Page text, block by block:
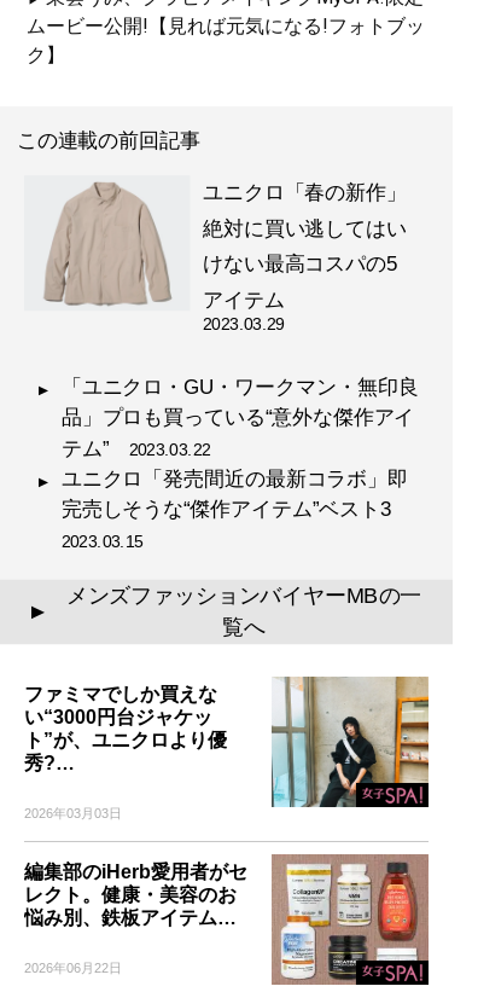
自信は服で簡単につくること
ができる!
方法 【電子限定特典付き】
』
「男のおしゃれ」の決定
版。電子版特典として、MB
のコーディネート・80スタ
ムービー公開!【見れば元気になる!フォトブッ
ク】
この連載の前回記事
ユニクロ「春の新作」
絶対に買い逃してはい
けない最高コスパの5
アイテム
2023.03.29
「ユニクロ・GU・ワークマン・無印良
品」プロも買っている“意外な傑作アイ
テム” 2023.03.22
ユニクロ「発売間近の最新コラボ」即
完売しそうな“傑作アイテム”ベスト3
2023.03.15
▲
メンズファッションバイヤーMBの一
覧へ
ファミマでしか買えな
い“3000円台ジャケッ
ト”が、ユニクロより優
秀?…
2026年03月03日
編集部のiHerb愛用者がセ
レクト。健康・美容のお
悩み別、鉄板アイテム…
2026年06月22日